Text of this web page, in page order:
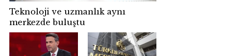
Teknoloji ve uzmanlık aynı
merkezde buluştu